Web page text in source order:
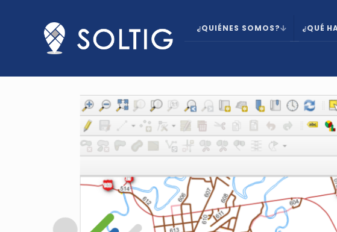
¿QUIÉNES SOMOS? ¿QUÉ